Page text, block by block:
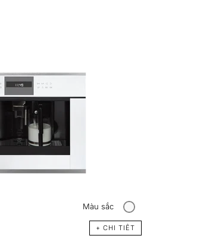
Màu sắc
+ CHI TIÊT